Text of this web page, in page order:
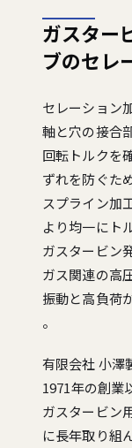
ガスター
ブのセレ
セレーション
軸と穴の接合
回転トルクを
ずれを防ぐた
スプライン加
より均一にト
ガスタービン
ガス関連の高
振動と高負荷
。
有限会社 小澤
1971年の創業
ガスタービン
に長年取り組